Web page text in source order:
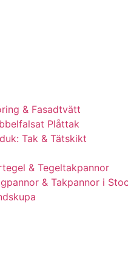
& Fasadtvätt
Plåttak
Tak & Tätskikt
& Tegeltakpannor
& Takpannor i